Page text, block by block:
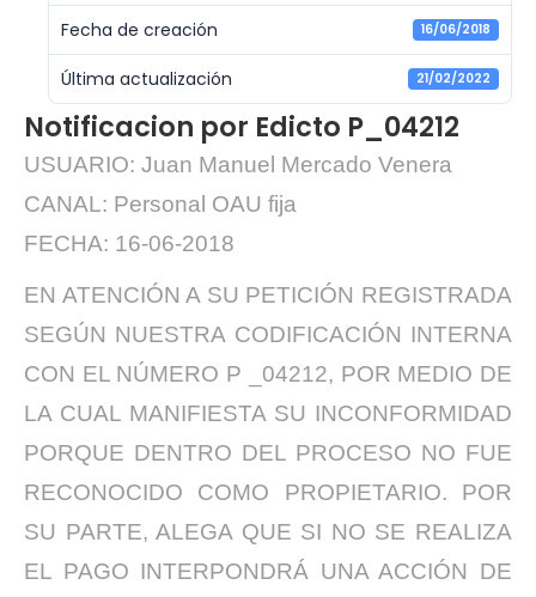
Fecha de creación 16/06/2018
Última actualización 21/02/2022
Notificacion por Edicto P_04212
USUARIO: Juan Manuel Mercado Venera
CANAL: Personal OAU fija
FECHA: 16-06-2018
EN ATENCIÓN A SU PETICIÓN REGISTRADA
SEGÚN NUESTRA CODIFICACIÓN INTERNA
CON EL NÚMERO P _04212, POR MEDIO DE
LA CUAL MANIFIESTA SU INCONFORMIDAD
PORQUE DENTRO DEL PROCESO NO FUE
RECONOCIDO COMO PROPIETARIO. POR
SU PARTE, ALEGA QUE SI NO SE REALIZA
EL PAGO INTERPONDRÁ UNA ACCIÓN DE